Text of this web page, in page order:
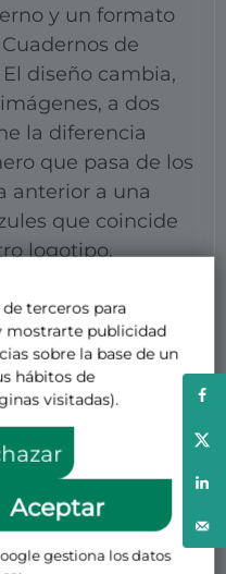
y un formato
de
diseño cambia,
a dos
la diferencia
que pasa de los
anterior a una
que coincide
logotipo.
secciones de la
jurídicos de
de darles una
y agradable a la
nuevo soporte de
infografías,
visual a través
el nuevo formato.
terceros para
mostrarte publicidad
sobre la base de un
hábitos de
visitadas).
Aceptar
gestiona los datos